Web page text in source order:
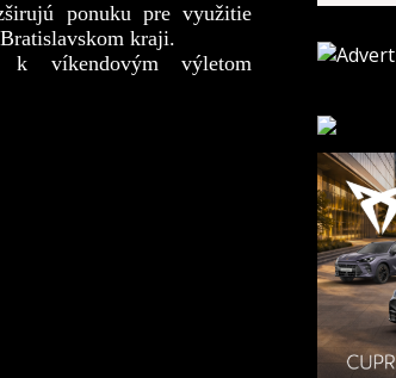
ponuku pre využitie
kraji.
k víkendovým výletom